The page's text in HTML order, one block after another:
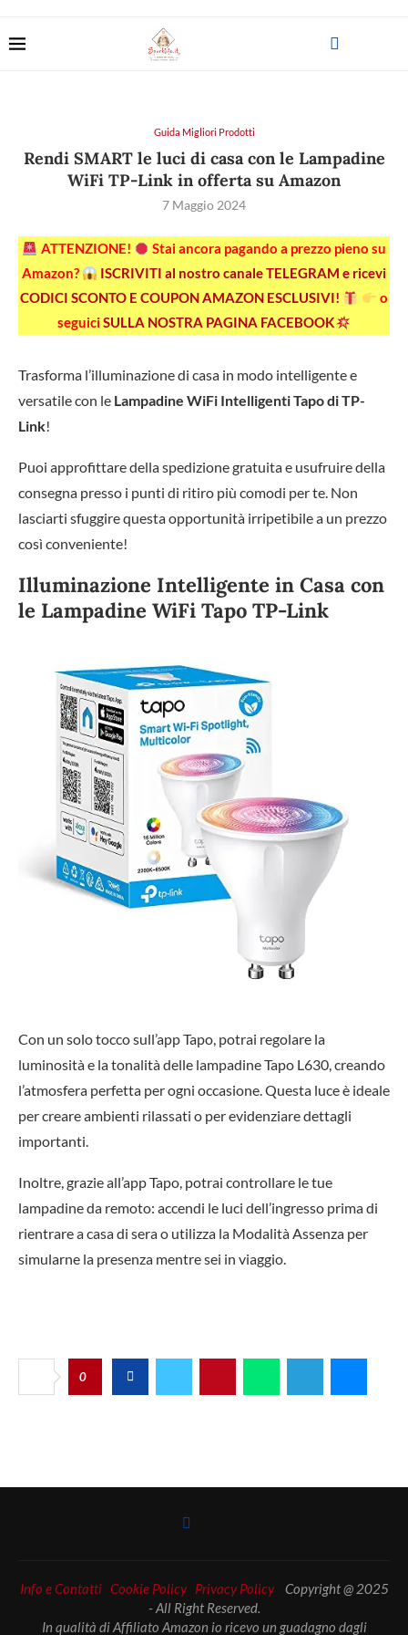
Guida Migliori Prodotti
Rendi SMART le luci di casa con le Lampadine
WiFi TP-Link in offerta su Amazon
7 Maggio 2024
ATTENZIONE!
Stai ancora pagando a prezzo pieno su
Amazon?
ISCRIVITI al nostro canale TELEGRAM e ricevi
CODICI SCONTO E COUPON AMAZON ESCLUSIVI!
o
seguiciSULLA NOSTRA PAGINA FACEBOOK
Trasforma l’illuminazione di casa in modo intelligente e
versatile con le Lampadine WiFi Intelligenti Tapo di TP-
Link!
Puoi approfittare della spedizione gratuita e usufruire della
consegna presso i punti di ritiro più comodi per te. Non
lasciarti sfuggire questa opportunità irripetibile a un prezzo
così conveniente!
Illuminazione Intelligente in Casa con
le Lampadine WiFi Tapo TP-Link
Con un solo tocco sull’appTapo, potrai regolare la
luminosità e la tonalità delle lampadineTapo L630, creando
l’atmosfera perfetta per ogni occasione. Questa luce è ideale
per creare ambienti rilassati o per evidenziare dettagli
importanti.
Inoltre, grazie all’appTapo, potrai controllare le tue
lampadineda remoto: accendi le luci dell’ingresso prima di
rientrare a casa di sera o utilizza la Modalità Assenza per
simularne la presenza mentre sei in viaggio.
0
Info e Contatti Cookie Policy Privacy PolicyCopyright @ 2025
- All Right Reserved.
In qualità di Affiliato Amazon io ricevo un guadagno dagli